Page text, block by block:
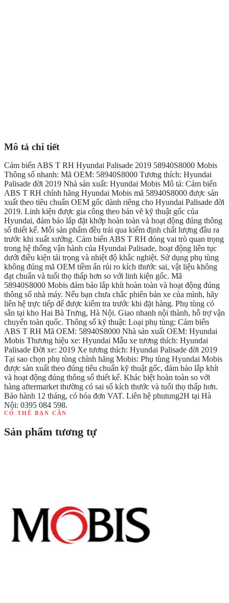
Mô tả chi tiết
Cảm biến ABS T RH Hyundai Palisade 2019 58940S8000 Mobis
Thông số nhanh: Mã OEM: 58940S8000 Tương thích: Hyundai
Palisade đời 2019 Nhà sản xuất: Hyundai Mobis Mô tả: Cảm biến
ABS T RH chính hãng Hyundai Mobis mã 58940S8000 được sản
xuất theo tiêu chuẩn OEM gốc dành riêng cho Hyundai Palisade đời
2019. Linh kiện được gia công theo bản vẽ kỹ thuật gốc của
Hyundai, đảm bảo lắp đặt khớp hoàn toàn và hoạt động đúng thông
số thiết kế. Mỗi sản phẩm đều trải qua kiểm định chất lượng đầu ra
trước khi xuất xưởng. Cảm biến ABS T RH đóng vai trò quan trọng
trong hệ thống vận hành của Hyundai Palisade, hoạt động liên tục
dưới điều kiện tải trọng và nhiệt độ khắc nghiệt. Sử dụng phụ tùng
không đúng mã OEM tiềm ẩn rủi ro kích thước sai, vật liệu không
đạt chuẩn và tuổi thọ thấp hơn so với linh kiện gốc. Mã
58940S8000 Mobis đảm bảo lắp khít hoàn toàn và hoạt động đúng
thông số nhà máy. Nếu bạn chưa chắc phiên bản xe của mình, hãy
liên hệ trực tiếp để được kiểm tra trước khi đặt hàng. Phụ tùng có
sẵn tại kho Hai Bà Trưng, Hà Nội. Giao nhanh nội thành, hỗ trợ vận
chuyển toàn quốc. Thông số kỹ thuật: Loại phụ tùng: Cảm biến
ABS T RH Mã OEM: 58940S8000 Nhà sản xuất OEM: Hyundai
Mobis Thương hiệu xe: Hyundai Mẫu xe tương thích: Hyundai
Palisade Đời xe: 2019 Xe tương thích: Hyundai Palisade đời 2019
Tại sao chọn phụ tùng chính hãng Mobis: Phụ tùng Hyundai Mobis
được sản xuất theo đúng tiêu chuẩn kỹ thuật gốc, đảm bảo lắp khít
và hoạt động đúng thông số thiết kế. Khác biệt hoàn toàn so với
hàng aftermarket thường có sai số kích thước và tuổi thọ thấp hơn.
Bảo hành 12 tháng, có hóa đơn VAT. Liên hệ phutung2H tại Hà
Nội: 0395 084 598.
CÓ THỂ BẠN CẦN
Sản phẩm tương tự